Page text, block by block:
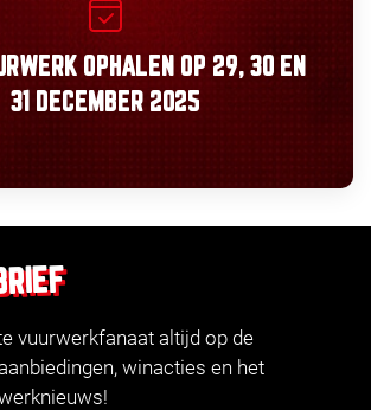
OPHALEN OP 29, 30 EN
31 DECEMBER 2025
vuurwerkfanaat altijd op de
winacties en het